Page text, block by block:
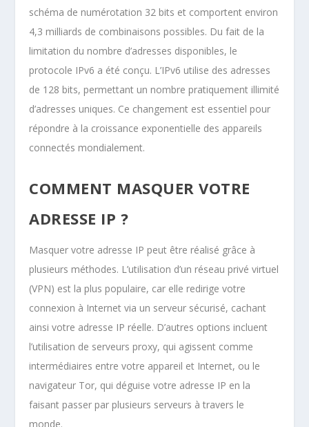
schéma de numérotation 32 bits et comportent environ
4,3 milliards de combinaisons possibles. Du fait de la
limitation du nombre d’adresses disponibles, le
protocole IPv6 a été conçu. L’IPv6 utilise des adresses
de 128 bits, permettant un nombre pratiquement illimité
d’adresses uniques. Ce changement est essentiel pour
répondre à la croissance exponentielle des appareils
connectés mondialement.
COMMENT MASQUER VOTRE
ADRESSE IP ?
Masquer votre adresse IP peut être réalisé grâce à
plusieurs méthodes. L’utilisation d’un réseau privé virtuel
(VPN) est la plus populaire, car elle redirige votre
connexion à Internet via un serveur sécurisé, cachant
ainsi votre adresse IP réelle. D’autres options incluent
l’utilisation de serveurs proxy, qui agissent comme
intermédiaires entre votre appareil et Internet, ou le
navigateur Tor, qui déguise votre adresse IP en la
faisant passer par plusieurs serveurs à travers le
monde.